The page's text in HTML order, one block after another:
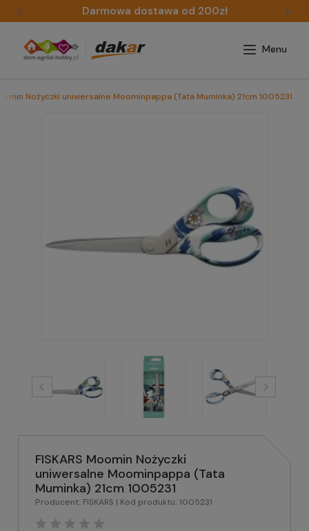
Darmowa dostawa od 200zł
Nożyczki uniwersalne Moominpappa (Tata Muminka) 21cm 1005231
FISKARS Moomin Nożyczki
uniwersalne Moominpappa (Tata
Muminka) 21cm 1005231
Producent: FISKARS | Kod produktu: 1005231